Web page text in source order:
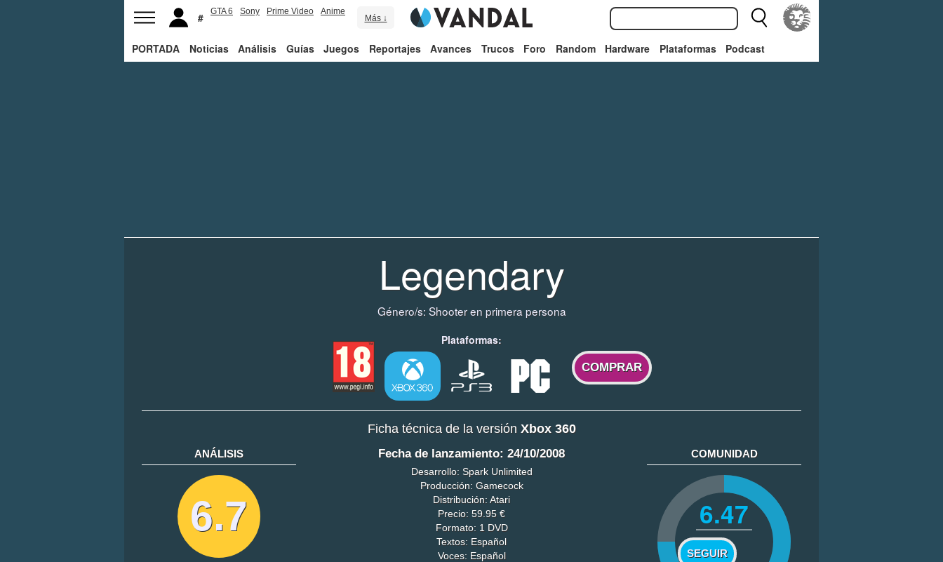
GTA 6 Sony Prime Video Anime
Más ↓
PORTADA Noticias Análisis Guías Juegos Reportajes Avances Trucos Foro Random Hardware Plataformas Podcast
Legendary
Género/s: Shooter en primera persona
Plataformas:
COMPRAR
Ficha técnica de la versión Xbox 360
ANÁLISIS
6.7
Fecha de lanzamiento: 24/10/2008
Desarrollo: Spark Unlimited
Producción: Gamecock
Distribución: Atari
Precio: 59.95 €
Formato: 1 DVD
Textos: Español
Voces: Español
COMUNIDAD
6.47
SEGUIR